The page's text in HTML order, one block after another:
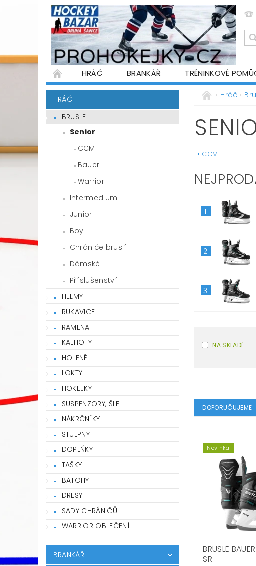
HRÁČ BRANKÁŘ TRÉNINKOVÉ
PŮJČOVNA HOKEJOVÉ VÝSTROJE
WARRIOR
PODMÍNKY OCHRANY OSOBNÍCH ÚDAJŮ
HRÁČ
BRUSLE
Senior
CCM
Bauer
Warrior
Intermedium
Junior
Boy
Chrániče bruslí
Dámské
Příslušenství
HELMY
RUKAVICE
RAMENA
KALHOTY
HOLENĚ
LOKTY
HOKEJKY
SUSPENZORY, ŠLE
NÁKRČNÍKY
STULPNY
DOPLŇKY
TAŠKY
BATOHY
DRESY
SADY CHRÁNIČŮ
WARRIOR OBLEČENÍ
BRANKÁŘ
Hráč
CCM
1.
2.
3.
NA SKLADĚ
DOPORUČUJEME
Novinka
BRUSLE
SR